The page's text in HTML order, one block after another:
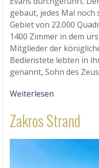
gebaut, jedes Mal noch
Gebiet von 22.000
1400 Zimmer in dem
Mitglieder der
Bedienstete lebten in
genannt, Sohn des
Weiterlesen
Zakros Strand